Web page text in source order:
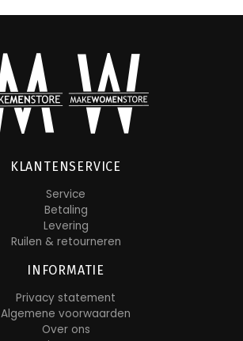
KLANTENSERVICE
Service
Betaling
Levering
Ruilen & retourneren
INFORMATIE
Privacy statement
Algemene voorwaarden
Over ons